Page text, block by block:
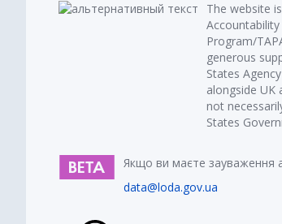
The website
Program/
generous
States
alongside UK
not
States
Якщо ви маєте зауваження
data@loda.gov.ua